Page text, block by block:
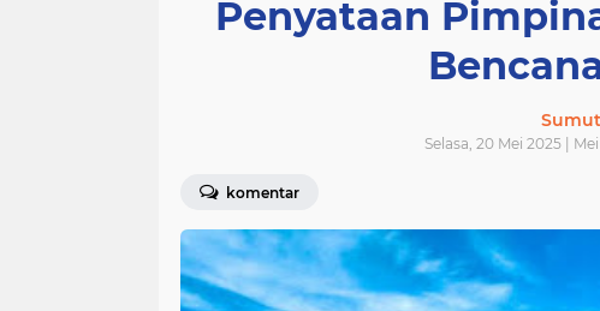
Penyataan
Selasa, 20 Mei 2025 |
komentar